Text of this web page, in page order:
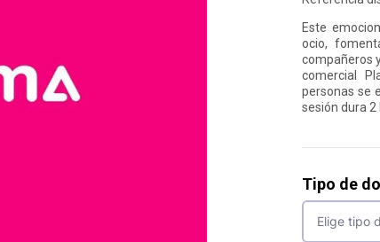
Este
ocio,
compañeros
comercial
personas se
sesión dura 2
Tipo de